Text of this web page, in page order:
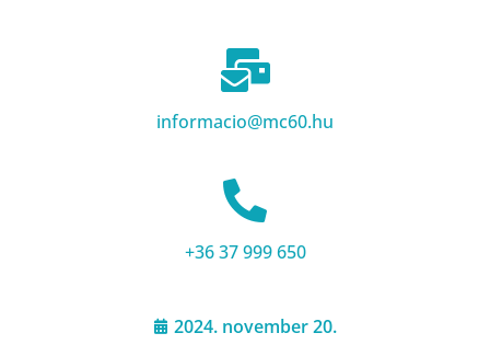
informacio@mc60.hu
+36 37 999 650
2024. november 20.